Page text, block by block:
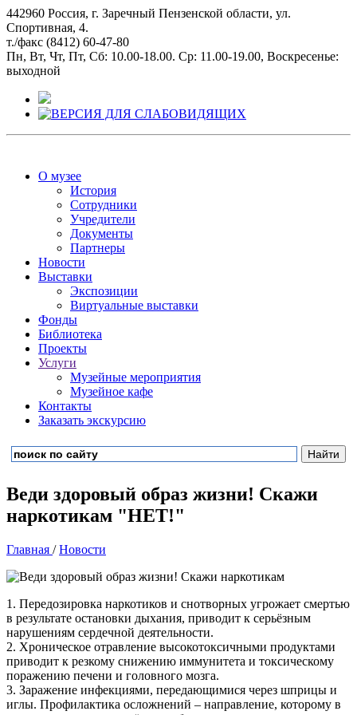
442960 Россия, г. Заречный Пензенской области, ул.
Спортивная, 4.
т./факс (8412) 60-47-80
Пн, Вт, Чт, Пт, Сб: 10.00-18.00. Ср: 11.00-19.00, Воскресенье:
выходной
О музее
История
Сотрудники
Учредители
Документы
Партнеры
Новости
Выставки
Экспозиции
Виртуальные выставки
Фонды
Библиотека
Проекты
Услуги
Музейные мероприятия
Музейное кафе
Контакты
Заказать экскурсию
Веди здоровый образ жизни! Скажи
наркотикам "НЕТ!"
Главная /Новости
1. Передозировка наркотиков и снотворных угрожает смертью
в результате остановки дыхания, приводит к серьёзным
нарушениям сердечной деятельности.
2. Хроническое отравление высокотоксичными продуктами
приводит к резкому снижению иммунитета и токсическому
поражению печени и головного мозга.
3. Заражение инфекциями, передающимися через шприцы и
иглы. Профилактика осложнений – направление, которому в